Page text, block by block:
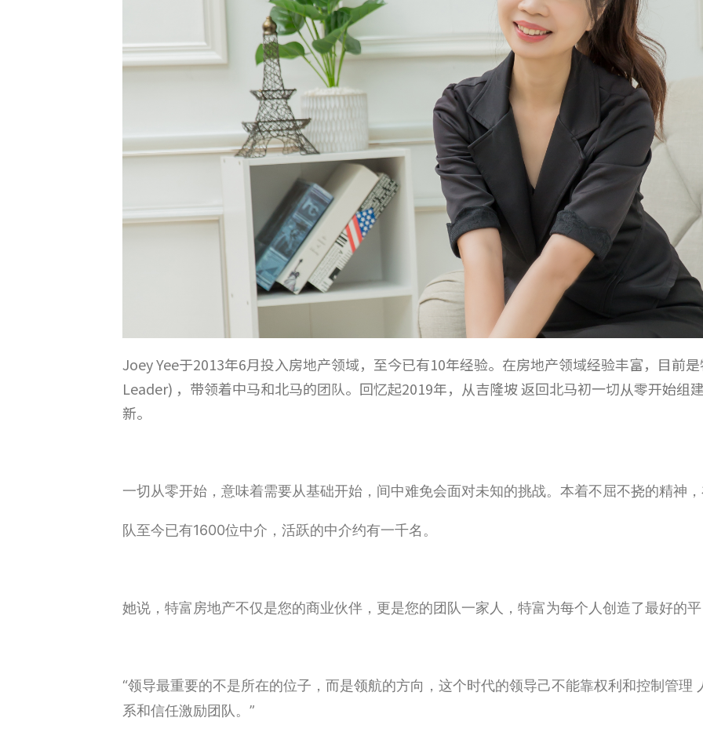
Joey Yee于2013年6月投入房地产领域，至今已有10年经验。在房地产领域经验丰富，目前
Leader) ，带领着中马和北马的团队。回忆起2019年，从吉隆坡 返回北马初一切从零开始组
新。
一切从零开始，意味着需要从基础开始，间中难免会面对未知的挑战。本着不屈不挠的精神
队至今已有1600位中介，活跃的中介约有一千名。
她说，特富房地产不仅是您的商业伙伴，更是您的团队一家人，特富为每个人创造了最好的
“领导最重要的不是所在的位子，而是领航的方向，这个时代的领导己不能靠权利和控制管理
系和信任激励团队。”